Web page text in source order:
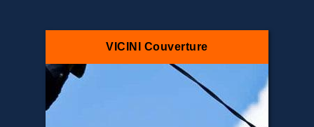
VICINI Couverture